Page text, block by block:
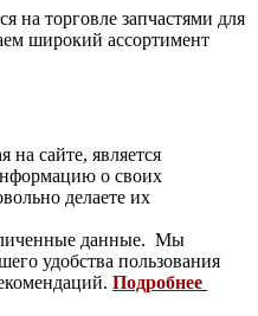
на торговле запчастями для
широкий ассортимент
на сайте, является
о своих
делаете их
данные. Мы
удобства пользования
Подробнее